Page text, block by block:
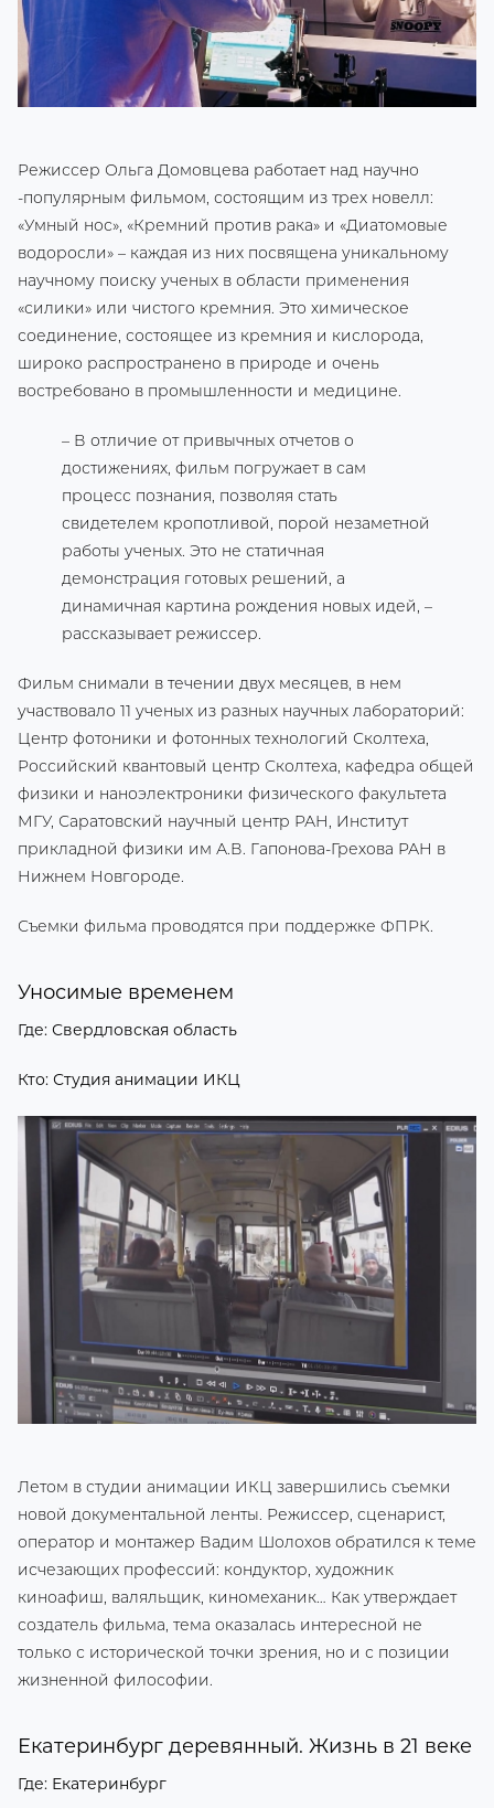
Режиссер Ольга Домовцева работает над научно
-популярным фильмом, состоящим из трех новелл:
«Умный нос», «Кремний против рака» и «Диатомовые
водоросли» – каждая из них посвящена уникальному
научному поиску ученых в области применения
«силики» или чистого кремния. Это химическое
соединение, состоящее из кремния и кислорода,
широко распространено в природе и очень
востребовано в промышленности и медицине.
– В отличие от привычных отчетов о
достижениях, фильм погружает в сам
процесс познания, позволяя стать
свидетелем кропотливой, порой незаметной
работы ученых. Это не статичная
демонстрация готовых решений, а
динамичная картина рождения новых идей, –
рассказывает режиссер.
Фильм снимали в течении двух месяцев, в нем
участвовало 11 ученых из разных научных лабораторий:
Центр фотоники и фотонных технологий Сколтеха,
Российский квантовый центр Сколтеха, кафедра общей
физики и наноэлектроники физического факультета
МГУ, Саратовский научный центр РАН, Институт
прикладной физики им А.В. Гапонова-Грехова РАН в
Нижнем Новгороде.
Съемки фильма проводятся при поддержке­­­­ ФПРК.
Уносимые временем
Где: Свердловская область
Кто: Студия анимации ИКЦ
Летом в студии анимации ИКЦ завершились съемки
новой документальной ленты. Режиссер, сценарист,
оператор и монтажер Вадим Шолохов обратился к теме
исчезающих профессий: кондуктор, художник
киноафиш, валяльщик, киномеханик… Как утверждает
создатель фильма, тема оказалась интересной не
только с исторической точки зрения, но и с позиции
жизненной философии.
Екатеринбург деревянный. Жизнь в 21 веке
Где: Екатеринбург